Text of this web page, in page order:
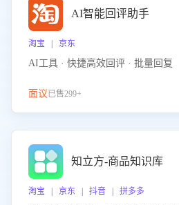
AI智能回评助手
淘宝 | 京东
AI工具 · 快捷高效回评 · 批量回复
面议已售299+
知立方-商品知识库
淘宝 | 京东 | 抖音 | 拼多多